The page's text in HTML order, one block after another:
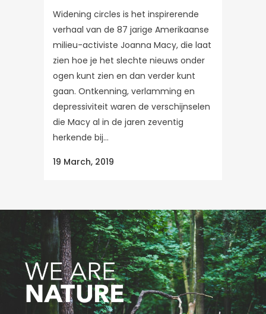
Widening circles is het inspirerende
verhaal van de 87 jarige Amerikaanse
milieu-activiste Joanna Macy, die laat
zien hoe je het slechte nieuws onder
ogen kunt zien en dan verder kunt
gaan. Ontkenning, verlamming en
depressiviteit waren de verschijnselen
die Macy al in de jaren zeventig
herkende bij...
19 March, 2019